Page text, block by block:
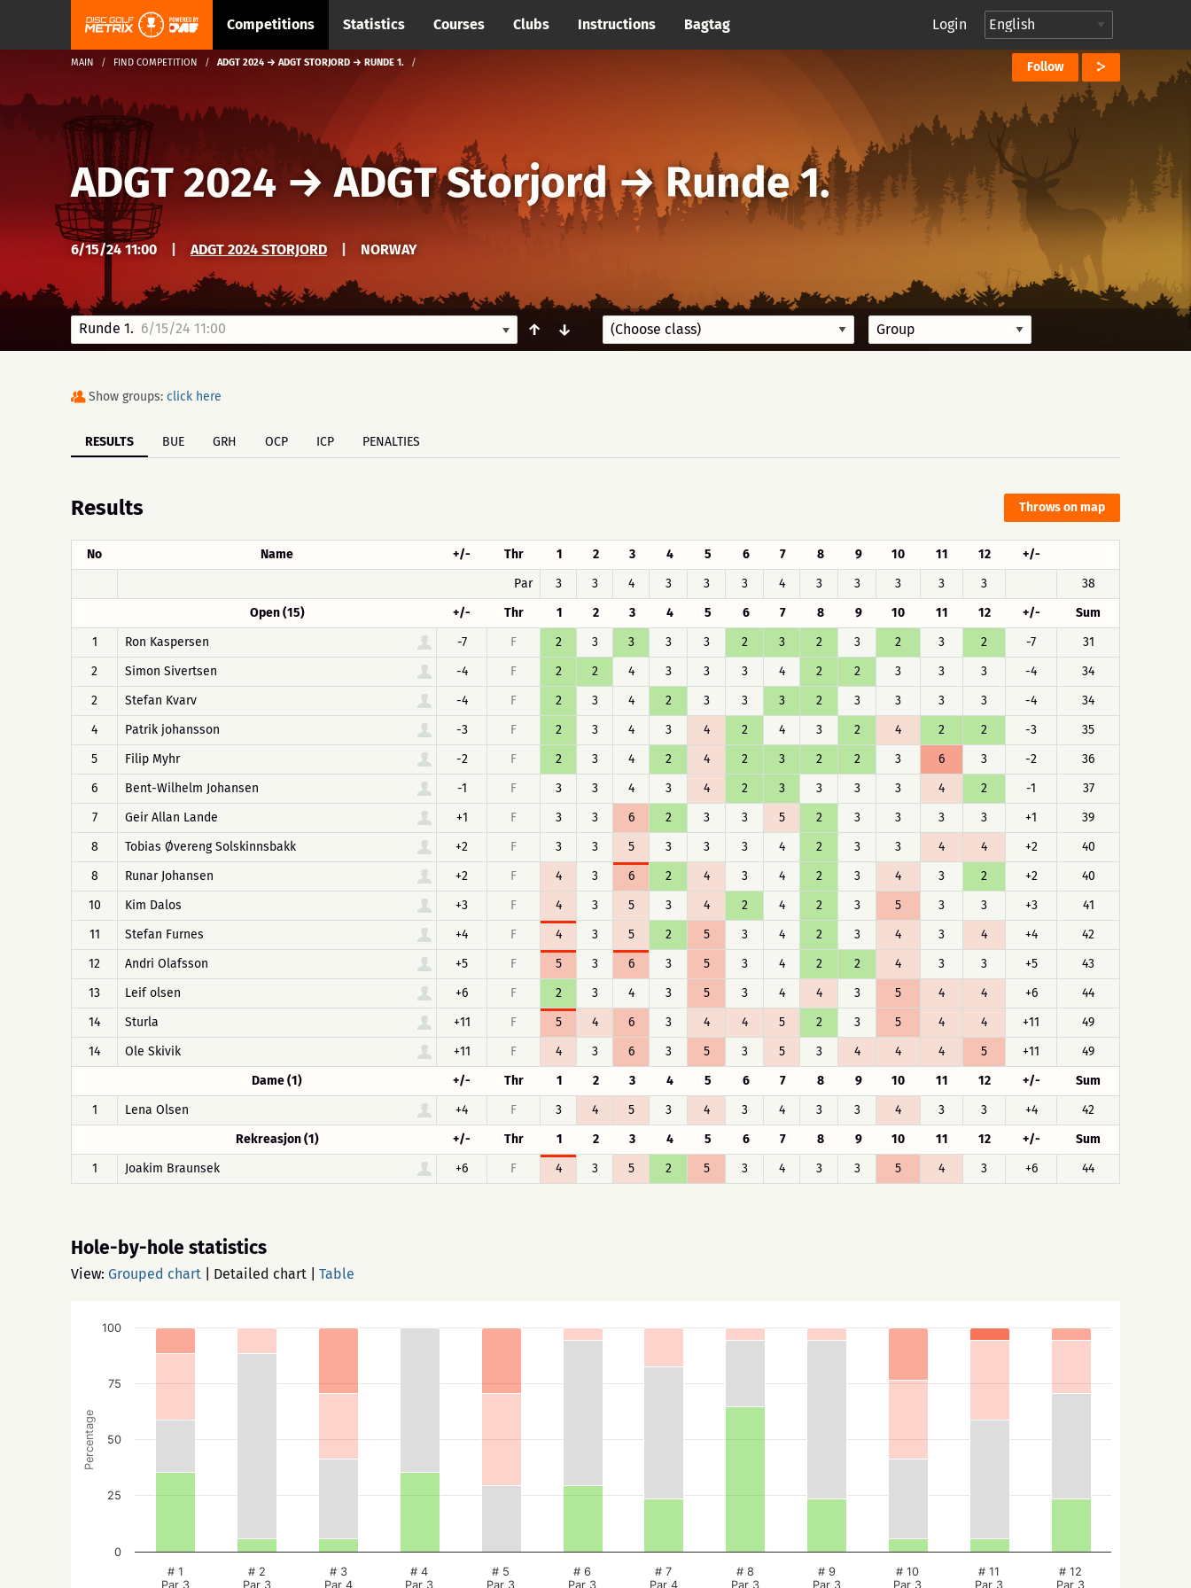
Competitions Statistics Courses Clubs Instructions Bagtag Login
MAIN FIND COMPETITION ADGT 2024 → ADGT STORJORD → RUNDE 1. Follow
ADGT 2024→ADGT Storjord→Runde 1.
6/15/24 11:00 ADGT 2024 STORJORD NORWAY
Runde 1. 6/15/24 11:00 ↑ ↓
Show groups: click here
RESULTS BUE GRH OCP ICP PENALTIES
Results Throws on map
No Name +/- Thr 1 2 3 4 5 6 7 8 9 10 11 12
+/-
Par
3 3 4 3 3 3 4 3 3 3 3 3
38
Open (15)
+/- Thr 1 2 3 4 5 6 7 8 9 10 11 12 +/-
Sum
1
Ron Kaspersen -7 F 2 3 3 3 3 2 3 2 3 2 3 2 -7
31
2
Simon Sivertsen -4 F 2 2 4 3 3 3 4 2 2 3 3 3 -4
34
2
Stefan Kvarv -4 F 2 3 4 2 3 3 3 2 3 3 3 3 -4
34
4
Patrik johansson -3 F 2 3 4 3 4 2 4 3 2 4 2 2 -3
35
5
Filip Myhr -2 F 2 3 4 2 4 2 3 2 2 3 6 3 -2
36
6
Bent-Wilhelm Johansen -1 F 3 3 4 3 4 2 3 3 3 3 4 2 -1
37
7
Geir Allan Lande +1 F 3 3 6 2 3 3 5 2 3 3 3 3 +1
39
8
Tobias Øvereng Solskinnsbakk +2 F 3 3 5 3 3 3 4 2 3 3 4 4 +2
40
8
Runar Johansen +2 F 4 3 6 2 4 3 4 2 3 4 3 2 +2
40
10
Kim Dalos +3 F 4 3 5 3 4 2 4 2 3 5 3 3 +3
41
11
Stefan Furnes +4 F 4 3 5 2 5 3 4 2 3 4 3 4 +4
42
12
Andri Olafsson +5 F 5 3 6 3 5 3 4 2 2 4 3 3 +5
43
13
Leif olsen +6 F 2 3 4 3 5 3 4 4 3 5 4 4 +6
44
14
Sturla +11 F 5 4 6 3 4 4 5 2 3 5 4 4 +11
49
14
Ole Skivik +11 F 4 3 6 3 5 3 5 3 4 4 4 5 +11
49
Dame (1)
+/- Thr 1 2 3 4 5 6 7 8 9 10 11 12 +/-
Sum
1
Lena Olsen +4 F 3 4 5 3 4 3 4 3 3 4 3 3 +4
42
Rekreasjon (1)
+/- Thr 1 2 3 4 5 6 7 8 9 10 11 12 +/-
Sum
1
Joakim Braunsek +6 F 4 3 5 2 5 3 4 3 3 5 4 3 +6 44
Hole-by-hole statistics
View: Grouped chart Detailed chart Table
Percentage
# 1
Par 3
# 2
Par 3
# 3
Par 4
# 4
Par 3
# 5
Par 3
# 6
Par 3
# 7
Par 4
# 8
Par 3
# 9
Par 3
# 10
Par 3
# 11
Par 3
# 12
Par 3
0
25
50
75
100